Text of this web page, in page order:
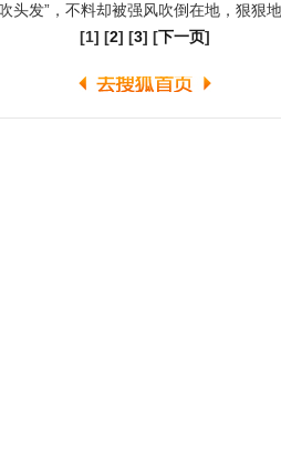
头发”，不料却被强风吹倒在地，狠狠
[1] [2] [3] [下一页]